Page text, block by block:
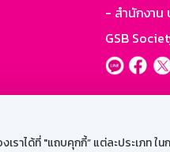
ได้ที่ "แถบคุกกี้” แต่ละประเภท ใน
- สำนักงาน
GSB